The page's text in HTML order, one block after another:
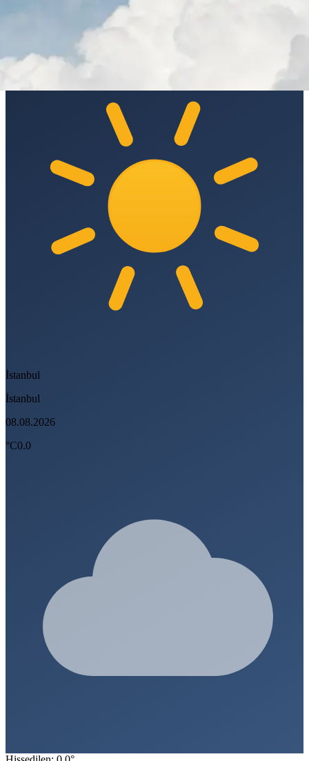
İstanbul
İstanbul
08.08.2026
°C0.0